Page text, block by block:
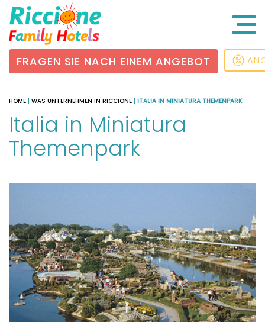
FRAGEN SIE NACH EINEM ANGEBOT
HOME WAS UNTERNEHMEN IN RICCIONE ITALIA IN MINIATURA THEMENPARK
Italia in Miniatura
Themenpark